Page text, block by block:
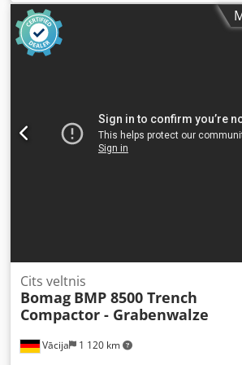
lejupielādēt! Dedpszqaycsfx Alyjck
atbilstoši attēliem un apskatei.
Vācija 1 120 km
Cits veltnis
Bomag BMP 8500 Trench
Compactor - Grabenwalze